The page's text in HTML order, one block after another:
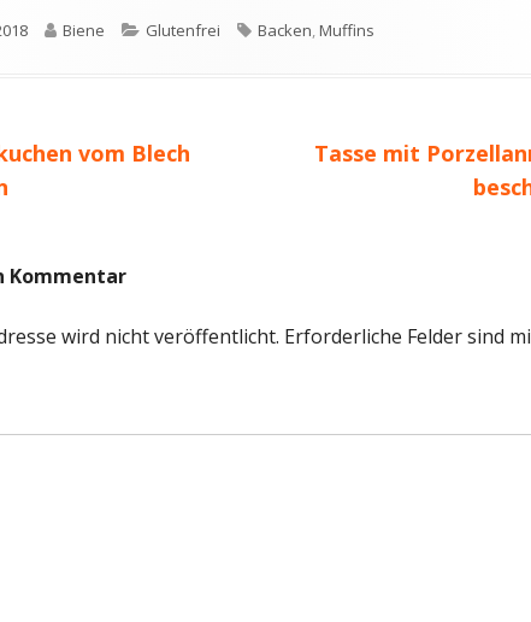
Autor
Biene Kategorien
Glutenfrei Schlagwörter
Backen,Muffins
vom Blech
Nächster
Tasse mit
Kommentar
wird nicht veröffentlicht. Erforderliche Felder sind